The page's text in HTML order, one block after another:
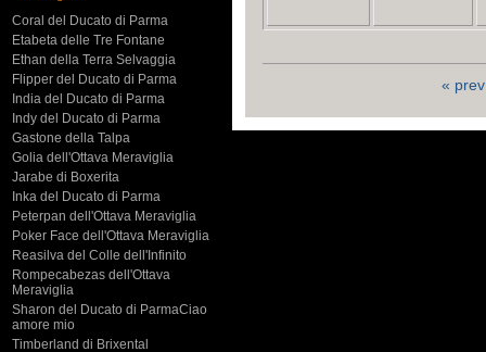
Coral del Ducato di Parma
Etabeta delle Tre Fontane
Ethan della Terra Selvaggia
Flipper del Ducato di Parma
India del Ducato di Parma
Indy del Ducato di Parma
Gastone della Talpa
Golia dell'Ottava Meraviglia
Jarabe di Boxerita
Inka del Ducato di Parma
Peterpan dell'Ottava Meraviglia
Poker Face dell'Ottava Meraviglia
Reasilva del Colle dell'Infinito
Rompecabezas dell'Ottava
Meraviglia
Sharon del Ducato di ParmaCiao
amore mio
Timberland di Brixental
« prev